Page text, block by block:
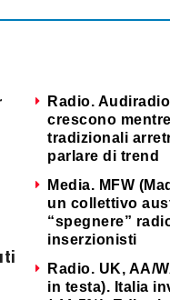
Radio.
crescono
tradizionali
parlare di trend
Media. MFW
un collettivo
“spegnere”
inserzionisti
Radio. UK, AA/
in testa). Italia